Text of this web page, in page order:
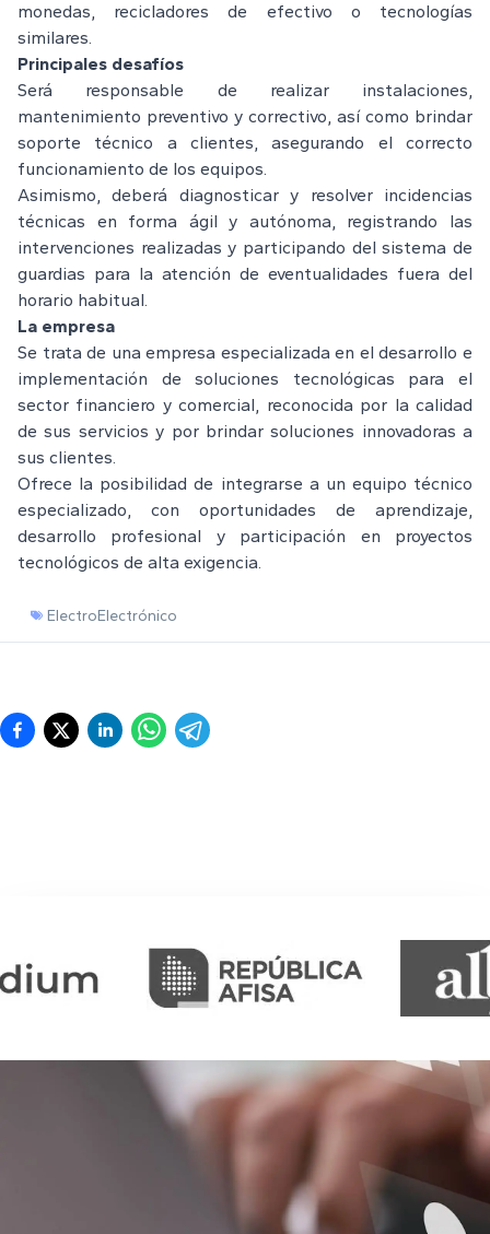
monedas, recicladores de efectivo o tecnologías
similares.
Principales desafíos
Será responsable de realizar instalaciones,
mantenimiento preventivo y correctivo, así como brindar
soporte técnico a clientes, asegurando el correcto
funcionamiento de los equipos.
Asimismo, deberá diagnosticar y resolver incidencias
técnicas en forma ágil y autónoma, registrando las
intervenciones realizadas y participando del sistema de
guardias para la atención de eventualidades fuera del
horario habitual.
La empresa
Se trata de una empresa especializada en el desarrollo e
implementación de soluciones tecnológicas para el
sector financiero y comercial, reconocida por la calidad
de sus servicios y por brindar soluciones innovadoras a
sus clientes.
Ofrece la posibilidad de integrarse a un equipo técnico
especializado, con oportunidades de aprendizaje,
desarrollo profesional y participación en proyectos
tecnológicos de alta exigencia.
ElectroElectrónico